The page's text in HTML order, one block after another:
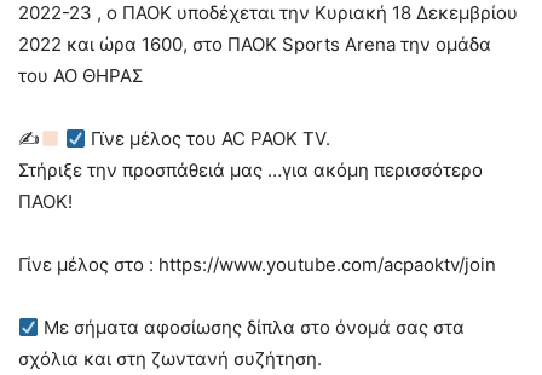
2022-23 , ο ΠΑΟΚ υποδέχεται την Κυριακή 18 Δεκεμβρίου
2022 και ώρα 1600, στο ΠΑΟΚ Sports Arena την ομάδα
του ΑΟ ΘΗΡΑΣ
✍
Γϊνε μέλος του AC PAOK TV.
Στήριξε την προσπάθειά μας …για ακόμη περισσότερο
ΠΑΟΚ!
Γίνε μέλος στο : https://www.youtube.com/acpaoktv/join
Με σήματα αφοσίωσης δίπλα στο όνομά σας στα
σχόλια και στη ζωντανή συζήτηση.